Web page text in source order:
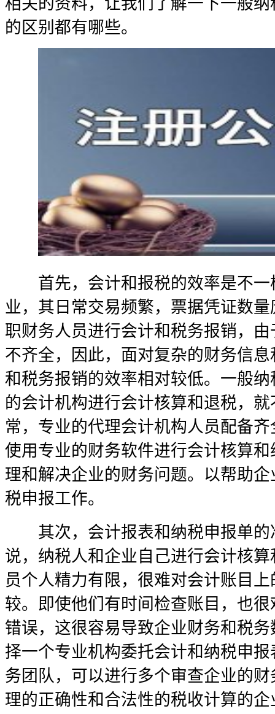
相关的资料，让我们了解一下一般
的区别都有哪些。
首先，会计和报税的效率是不一
业，其日常交易频繁，票据凭证数
职财务人员进行会计和税务报销，
不齐全，因此，面对复杂的财务信
和税务报销的效率相对较低。一般
的会计机构进行会计核算和退税，
常，专业的代理会计机构人员配备
使用专业的财务软件进行会计核算
理和解决企业的财务问题。以帮助
税申报工作。
其次，会计报表和纳税申报单的
说，纳税人和企业自己进行会计核
员个人精力有限，很难对会计账目
较。即使他们有时间检查账目，也
错误，这很容易导致企业财务和税
择一个专业机构委托会计和纳税申
务团队，可以进行多个审查企业的
理的正确性和合法性的税收计算的